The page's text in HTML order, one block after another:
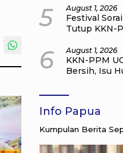
5 August 1, 2026
Festival
Tutup KKN-
6 August 1, 2026
KKN-PPM
Bersih, Isu
Info Papua
Kumpulan Berita